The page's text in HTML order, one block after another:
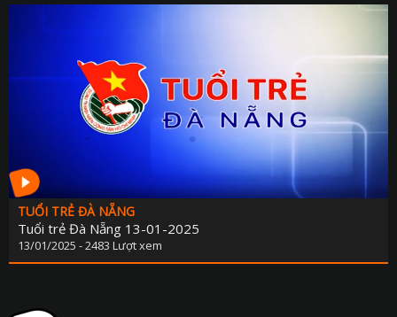
TUỔI TRẺ ĐÀ NẴNG
Tuổi trẻ Đà Nẵng 13-01-2025
13/01/2025 - 2483 Lượt xem